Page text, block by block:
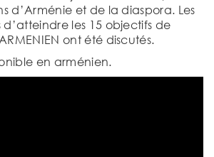
d’Arménie et de la diaspora. Les
d’atteindre les 15 objectifs de
ont été discutés.
en arménien.